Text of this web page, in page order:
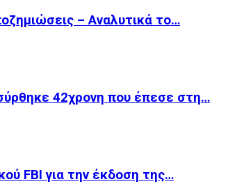
– Αναλυτικά το…
42χρονη που έπεσε στη…
FBI για την έκδοση της…